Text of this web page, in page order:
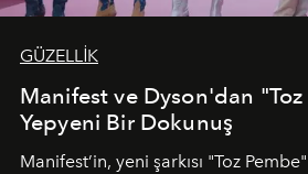
GÜZELLİK
Manifest ve Dyson'dan
Yepyeni Bir Dokunuş
Manifest’in, yeni şarkısı "Toz